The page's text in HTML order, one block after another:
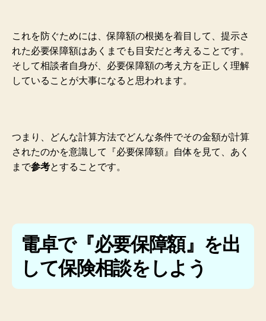
これを防ぐためには、保障額の根拠を着目して、提示さ
れた必要保障額はあくまでも目安だと考えることです。
そして相談者自身が、必要保障額の考え方を正しく理解
していることが大事になると思われます。
つまり、どんな計算方法でどんな条件でその金額が計算
されたのかを意識して『必要保障額』自体を見て、あく
まで参考とすることです。
電卓で『必要保障額』を出
して保険相談をしよう